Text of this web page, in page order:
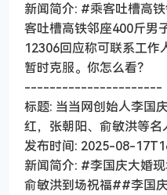
新闻简介: #乘客吐槽高
客吐槽高铁邻座400斤男
12306回应称可联系工作
暂时克服。你怎么看？
----------------------
标题: 当当网创始人李国
红，张朝阳、俞敏洪等名
发布时间: 2025-08-
新闻简介: #李国庆大婚
俞敏洪到场祝福##李国